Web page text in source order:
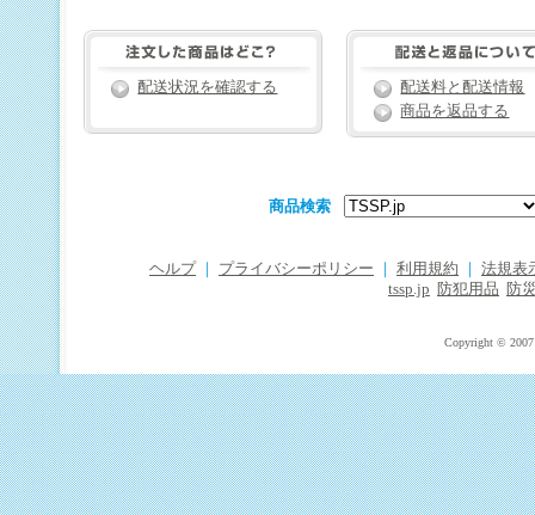
配送状況を確認する
配送料と配送情報
商品を返品する
商品検索
ヘルプ プライバシーポリシー 利用規約
法規表
tssp.jp
防犯用品 防
Copyright © 2007